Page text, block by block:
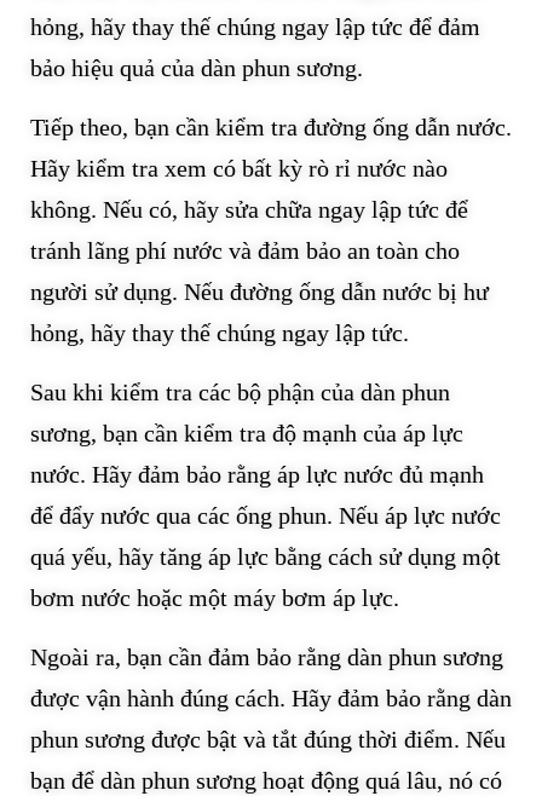
hỏng, hãy thay thế chúng ngay lập tức để đảm
bảo hiệu quả của dàn phun sương.
Tiếp theo, bạn cần kiểm tra đường ống dẫn nước.
Hãy kiểm tra xem có bất kỳ rò rỉ nước nào
không. Nếu có, hãy sửa chữa ngay lập tức để
tránh lãng phí nước và đảm bảo an toàn cho
người sử dụng. Nếu đường ống dẫn nước bị hư
hỏng, hãy thay thế chúng ngay lập tức.
Sau khi kiểm tra các bộ phận của dàn phun
sương, bạn cần kiểm tra độ mạnh của áp lực
nước. Hãy đảm bảo rằng áp lực nước đủ mạnh
để đẩy nước qua các ống phun. Nếu áp lực nước
quá yếu, hãy tăng áp lực bằng cách sử dụng một
bơm nước hoặc một máy bơm áp lực.
Ngoài ra, bạn cần đảm bảo rằng dàn phun sương
được vận hành đúng cách. Hãy đảm bảo rằng dàn
phun sương được bật và tắt đúng thời điểm. Nếu
bạn để dàn phun sương hoạt động quá lâu, nó có